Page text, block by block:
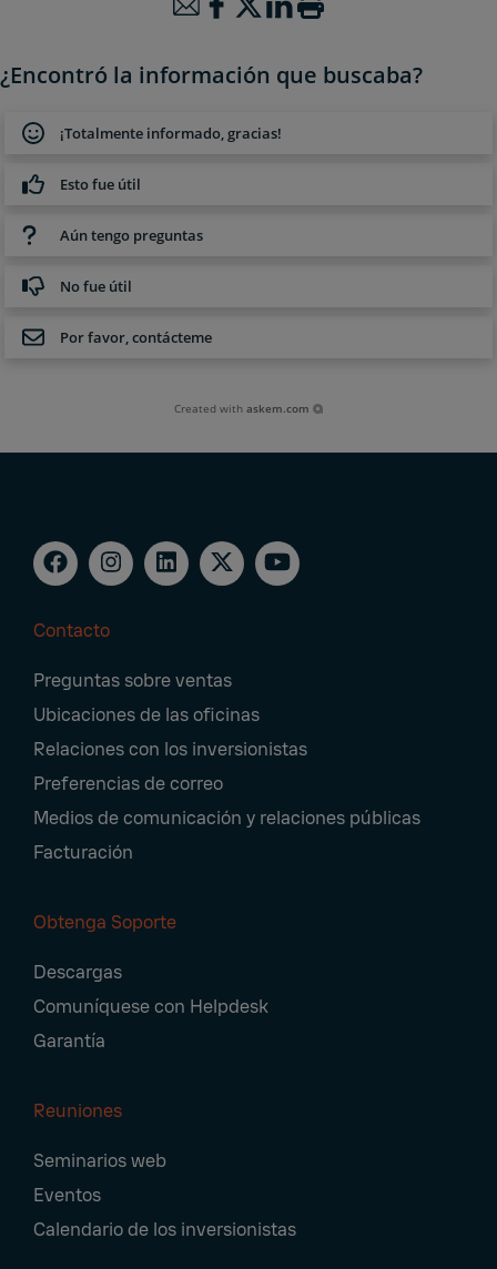
¿Encontró la información que buscaba?
¡Totalmente informado, gracias!
Esto fue útil
Aún tengo preguntas
No fue útil
Por favor, contácteme
Created withaskem.com
Navigation
Contacto
Preguntas sobre ventas
Ubicaciones de las oficinas
Relaciones con los inversionistas
Preferencias de correo
Medios de comunicación y relaciones públicas
Facturación
Obtenga Soporte
Descargas
Comuníquese con Helpdesk
Garantía
Reuniones
Seminarios web
Eventos
Calendario de los inversionistas